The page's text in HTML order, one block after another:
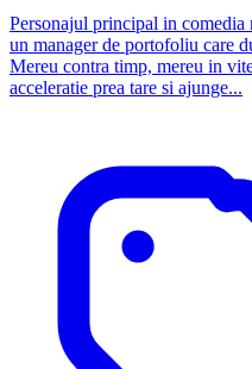
Personajul principal in comedia
un manager de portofoliu care
Mereu contra timp, mereu in
acceleratie prea tare si ajunge...